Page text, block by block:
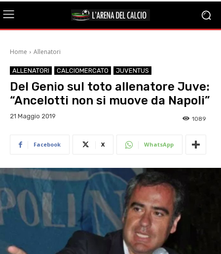
Home Allenatori
ALLENATORI CALCIOMERCATO JUVENTUS
Del Genio sul toto allenatore Juve:
“Ancelotti non si muove da Napoli”
21 Maggio 2019 1089
Facebook X WhatsApp